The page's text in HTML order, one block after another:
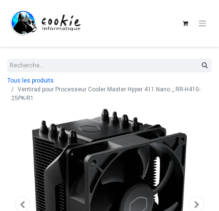
Tous les produits
Ventirad pour Processeur Cooler Master Hyper 411 Nano _ RR-H410-
25PK-R1